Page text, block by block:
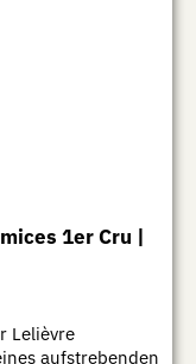
1er Cru |
Lelièvre
aufstrebenden